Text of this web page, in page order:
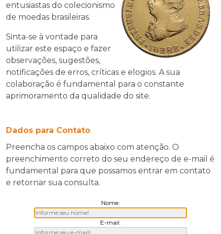
entusiastas do colecionismo
de moedas brasileiras.
Sinta-se à vontade para
utilizar este espaço e fazer
observações, sugestões,
notificações de erros, críticas e elogios. A sua
colaboração é fundamental para o constante
aprimoramento da qualidade do site.
Dados para Contato
Preencha os campos abaixo com atenção. O
preenchimento correto do seu endereço de e-mail é
fundamental para que possamos entrar em contato
e retornar sua consulta.
Nome:
E-mail: